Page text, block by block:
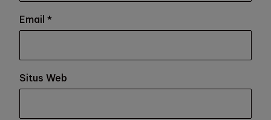
Email *
Situs Web